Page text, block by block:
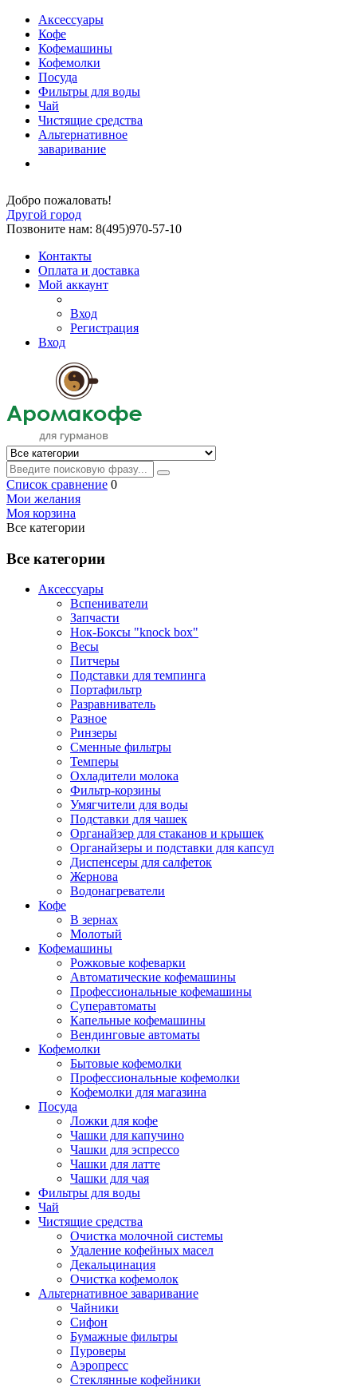
Аксессуары
Кофе
Кофемашины
Кофемолки
Посуда
Фильтры для воды
Чай
Чистящие средства
Альтернативное
заваривание
Добро пожаловать!
Другой город
Позвоните нам: 8(495)970-57-10
Контакты
Оплата и доставка
Мой аккаунт
Вход
Регистрация
Вход
Список сравнение 0
Мои желания
Моя корзина
Все категории
Все категории
Аксессуары
Вспениватели
Запчасти
Нок-Боксы "knock box"
Весы
Питчеры
Подставки для темпинга
Портафильтр
Разравниватель
Разное
Ринзеры
Сменные фильтры
Темперы
Охладители молока
Фильтр-корзины
Умягчители для воды
Подставки для чашек
Органайзер для стаканов и крышек
Органайзеры и подставки для капсул
Диспенсеры для салфеток
Жернова
Водонагреватели
Кофе
В зернах
Молотый
Кофемашины
Рожковые кофеварки
Автоматические кофемашины
Профессиональные кофемашины
Суперавтоматы
Капельные кофемашины
Вендинговые автоматы
Кофемолки
Бытовые кофемолки
Профессиональные кофемолки
Кофемолки для магазина
Посуда
Ложки для кофе
Чашки для капучино
Чашки для эспрессо
Чашки для латте
Чашки для чая
Фильтры для воды
Чай
Чистящие средства
Очистка молочной системы
Удаление кофейных масел
Декальцинация
Очистка кофемолок
Альтернативное заваривание
Чайники
Сифон
Бумажные фильтры
Пуроверы
Аэропресс
Стеклянные кофейники